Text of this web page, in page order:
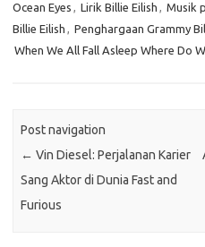
Ocean Eyes , Lirik Billie Eilish , Musik
Billie Eilish , Penghargaan Grammy
When We All Fall Asleep Where Do
Post navigation
← Vin Diesel: Perjalanan Karier
Sang Aktor di Dunia Fast and
Furious